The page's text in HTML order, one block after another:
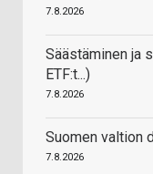
7.8.2026
Säästäminen ja
ETF:t...)
7.8.2026
Suomen valtion
7.8.2026